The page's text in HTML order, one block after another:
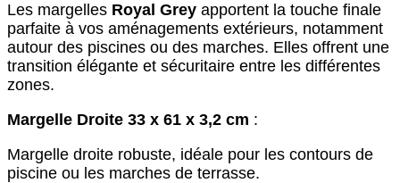
Les margelles Royal Grey apportent la touche finale
parfaite à vos aménagements extérieurs, notamment
autour des piscines ou des marches. Elles offrent une
transition élégante et sécuritaire entre les différentes
zones.
Margelle Droite 33 x 61 x 3,2 cm :
Margelle droite robuste, idéale pour les contours de
piscine ou les marches de terrasse.